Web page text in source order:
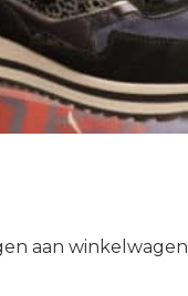
aan winkelwagen